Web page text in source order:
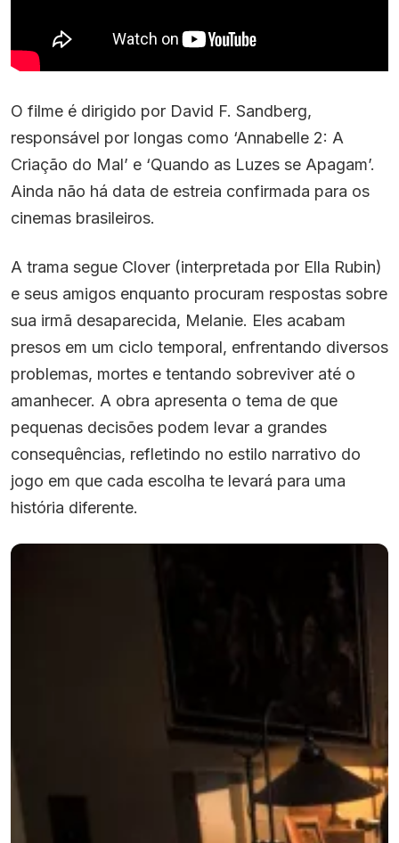
O filme é dirigido por David F. Sandberg,
responsável por longas como ‘Annabelle 2: A
Criação do Mal’ e ‘Quando as Luzes se Apagam’.
Ainda não há data de estreia confirmada para os
cinemas brasileiros.
A trama segue Clover (interpretada por Ella Rubin)
e seus amigos enquanto procuram respostas sobre
sua irmã desaparecida, Melanie. Eles acabam
presos em um ciclo temporal, enfrentando diversos
problemas, mortes e tentando sobreviver até o
amanhecer. A obra apresenta o tema de que
pequenas decisões podem levar a grandes
consequências, refletindo no estilo narrativo do
jogo em que cada escolha te levará para uma
história diferente.